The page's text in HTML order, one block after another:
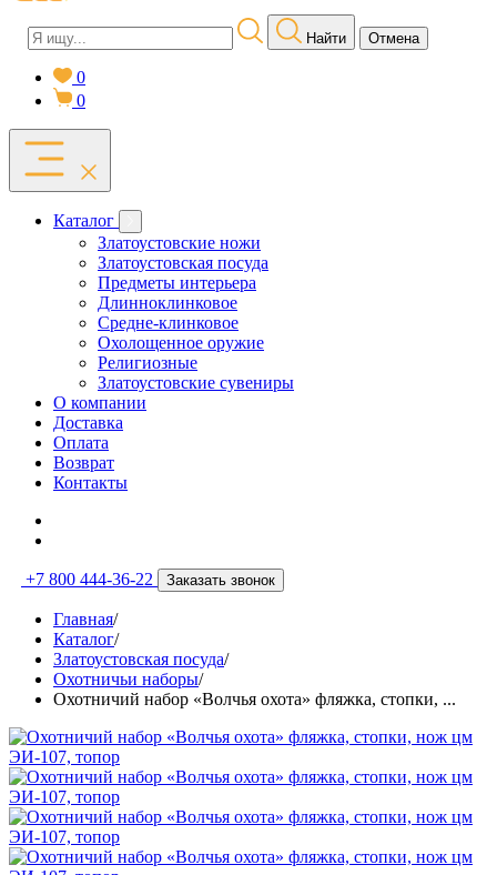
Найти Отмена
0
0
Каталог
Златоустовские ножи
Златоустовская посуда
Предметы интерьера
Длинноклинковое
Средне-клинковое
Охолощенное оружие
Религиозные
Златоустовские сувениры
О компании
Доставка
Оплата
Возврат
Контакты
+7 800 444-36-22 Заказать звонок
Главная/
Каталог/
Златоустовская посуда/
Охотничьи наборы/
Охотничий набор «Волчья охота» фляжка, стопки, ...